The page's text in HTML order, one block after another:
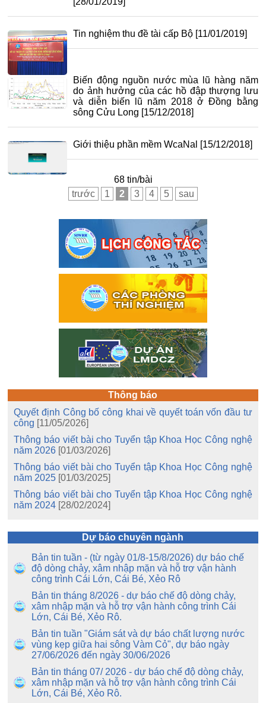
Tin nghiệm thu đề tài cấp Bộ [11/01/2019]
Biến động nguồn nước mùa lũ hàng năm
do ảnh hưởng của các hồ đập thượng lưu
và diễn biến lũ năm 2018 ở Đồng bằng
sông Cửu Long [15/12/2018]
Giới thiệu phần mềm WcaNal [15/12/2018]
68 tin/bài
trước
1 2 3 4 5 sau
Thông báo
Quyết định Công bố công khai về quyết toán vốn đầu tư
công [11/05/2026]
Thông báo viết bài cho Tuyển tập Khoa Học Công nghệ
năm 2026 [01/03/2026]
Thông báo viết bài cho Tuyển tập Khoa Học Công nghệ
năm 2025 [01/03/2025]
Thông báo viết bài cho Tuyển tập Khoa Học Công nghệ
năm 2024 [28/02/2024]
Dự báo chuyên ngành
Bản tin tuần - (từ ngày 01/8-15/8/2026) dự báo chế
độ dòng chảy, xâm nhập mặn và hỗ trợ vận hành
công trình Cái Lớn, Cái Bé, Xẻo Rô
Bản tin tháng 8/2026 - dự báo chế độ dòng chảy,
xâm nhập mặn và hỗ trợ vận hành công trình Cái
Lớn, Cái Bé, Xẻo Rô.
Bản tin tuần "Giám sát và dự báo chất lượng nước
vùng kẹp giữa hai sông Vàm Cỏ", dự báo ngày
27/06/2026 đến ngày 30/06/2026
Bản tin tháng 07/ 2026 - dự báo chế độ dòng chảy,
xâm nhập mặn và hỗ trợ vận hành công trình Cái
Lớn, Cái Bé, Xẻo Rô.